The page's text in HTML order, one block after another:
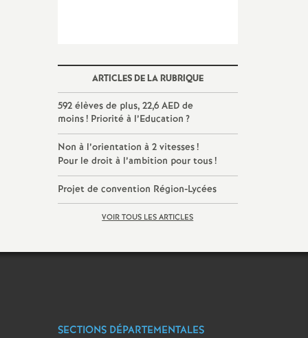
ARTICLES DE LA RUBRIQUE
592 élèves de plus, 22,6 AED de
moins! Priorité à l’Education ?
Non à l’orientation à 2 vitesses!
Pour le droit à l’ambition pour tous!
Projet de convention Région-Lycées
VOIR TOUS LES ARTICLES
SECTIONS DÉPARTEMENTALES